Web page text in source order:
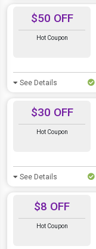
$50 OFF
Hot Coupon
See Details
$30 OFF
Hot Coupon
See Details
$8 OFF
Hot Coupon